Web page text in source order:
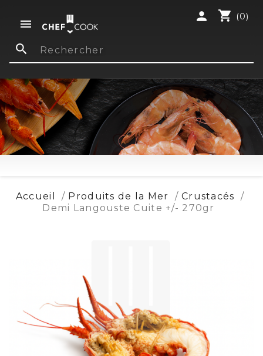

shopping_cart (0)
person
search
Accueil Produits de la Mer
Crustacés
Demi Langouste Cuite +/- 270gr